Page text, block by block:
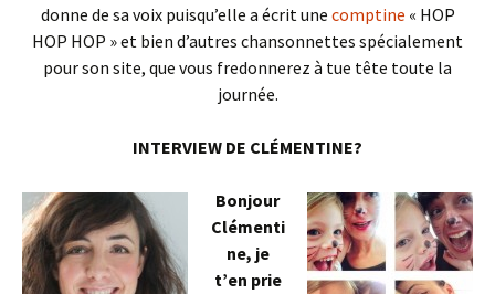
donne de sa voix puisqu’elle a écrit une comptine « HOP
HOP HOP » et bien d’autres chansonnettes spécialement
pour son site, que vous fredonnerez à tue tête toute la
journée.
INTERVIEW DE CLÉMENTINE?
Bonjour
Clémenti
ne, je
t’en prie